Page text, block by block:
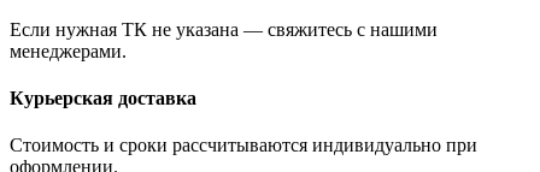
Если нужная ТК не указана — свяжитесь с нашими
менеджерами.
Курьерская доставка
Стоимость и сроки рассчитываются индивидуально при
оформлении.